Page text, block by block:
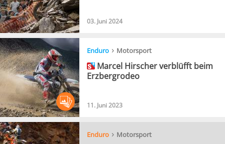
03. Juni 2024
Enduro › Motorsport
Marcel Hirscher verblüfft beim
Erzbergrodeo
11. Juni 2023
Enduro › Motorsport